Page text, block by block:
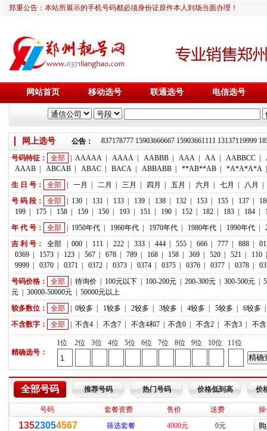
郑重公告：本站所展示的手机号码都必须身份证原件本人到场当面办理！
网站首页 移动选号 联通选号 电信选号
网上选号 公告：
靓号推荐：18236933666 13837178777 15903666667 15903661111
号码特征： 全部 AAAAA AAAA AABBB AAA AA AABBCC
AAAB
ABCAB ABAC BACA ABBABB **AB**AB *A*A*A*A
生 日 号：
全部 一月 二月 三月 四月 五月 六月 七月 八月
号 码 段：
全部 130 131 133 139 138 132 153 155 137
199
175 158 159 150 193 151 190 152 182 183 184
年 代 号：
全部 1950年代 1960年代 1970年代 1980年代 1990年代
吉 利 号：
全部 000 111 222 333 444 555 666 777 888
0369
1573 123 567 678 789 168 158 369 520 521 110
9999
0370 0371 0372 0373 0374 0375 0376 0377 0378
号码价格：
全部 待询价 100元以下 100-200元 200-300元 300-500元
元
30000-50000元
50000元以上
较多数位：
全部 0较多 1较多 2较多 3较多 4较多 5较多 6较多
不含数字：
全部 不含4 不含7 不含4和7 不含0 不含2 不含3 不
精确选号：
1位 2位 3位 4位 5位 6位 7位 8位 9位 10位 11位
全部号码 推荐号码 热门号码 价格低到高 价
号码 套餐资费 售价 送费
13523054567 筛选套餐 4900元 0元